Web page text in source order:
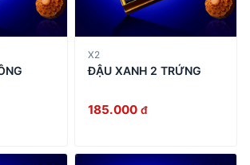
X2
ĐẬU XANH 2 TRỨNG
185.000 đ